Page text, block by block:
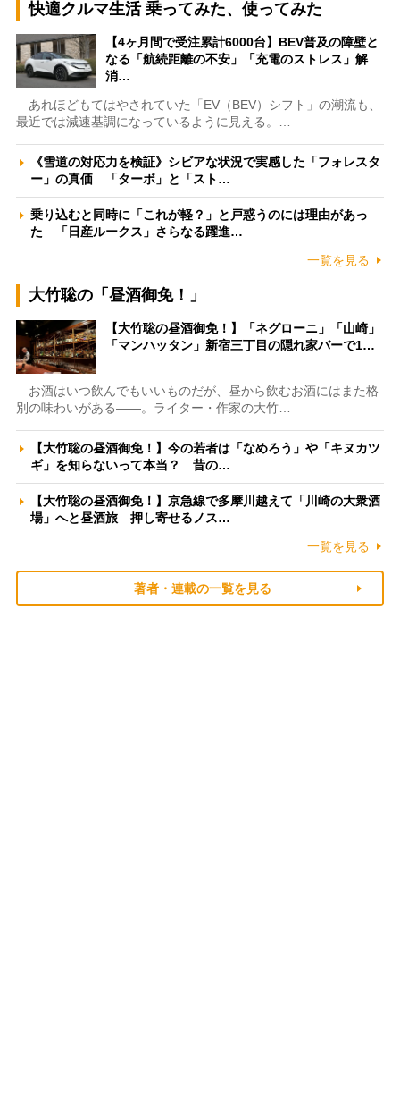
快適クルマ生活 乗ってみた、使ってみた
【4ヶ月間で受注累計6000台】BEV普及の障壁と
なる「航続距離の不安」「充電のストレス」解
消…
あれほどもてはやされていた「EV（BEV）シフト」の潮流も、
最近では減速基調になっているように見える。…
《雪道の対応力を検証》シビアな状況で実感した「フォレスタ
ー」の真価 「ターボ」と「スト…
乗り込むと同時に「これが軽？」と戸惑うのには理由があっ
た 「日産ルークス」さらなる躍進…
一覧を見る
大竹聡の「昼酒御免！」
【大竹聡の昼酒御免！】「ネグローニ」「山崎」
「マンハッタン」新宿三丁目の隠れ家バーで1…
お酒はいつ飲んでもいいものだが、昼から飲むお酒にはまた格
別の味わいがある――。ライター・作家の大竹…
【大竹聡の昼酒御免！】今の若者は「なめろう」や「キヌカツ
ギ」を知らないって本当？ 昔の…
【大竹聡の昼酒御免！】京急線で多摩川越えて「川崎の大衆酒
場」へと昼酒旅 押し寄せるノス…
一覧を見る
著者・連載の一覧を見る